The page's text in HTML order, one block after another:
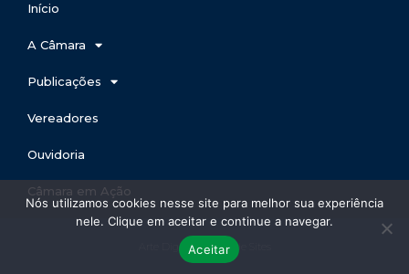
Início
A Câmara
Publicações
Vereadores
Ouvidoria
Câmara em Ação
Arte Digital Fábrica de Sites
Nós utilizamos cookies nesse site para melhor sua experiência
nele. Clique em aceitar e continue a navegar.
Aceitar